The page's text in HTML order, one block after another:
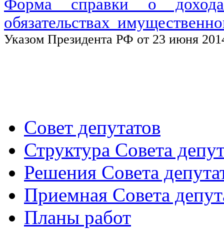
Форма справки о
обязательствах
Указом Президента РФ от 23 июня
Совет депутатов
Структура Совета
Решения Совета
Приемная Совета
Планы работ